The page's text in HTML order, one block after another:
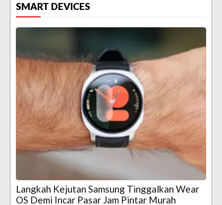
SMART DEVICES
Langkah Kejutan Samsung Tinggalkan Wear
OS Demi Incar Pasar Jam Pintar Murah